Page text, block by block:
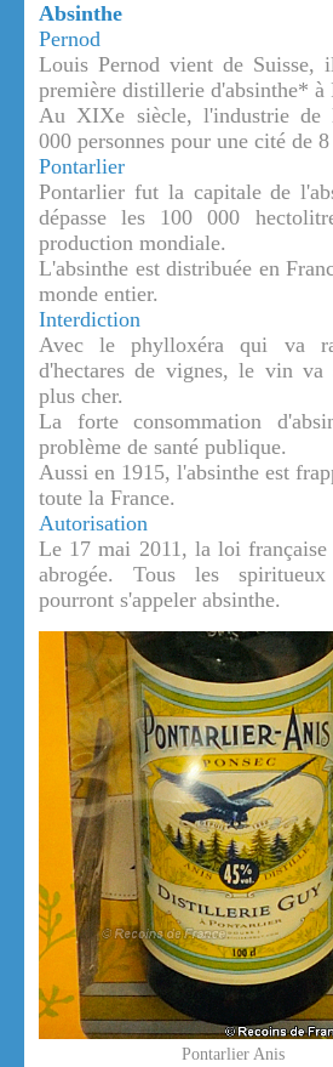
Absinthe
Pernod
Louis Pernod vient de Suisse,
première distillerie d'absinthe* à
Au XIXe siècle, l'industrie de
000 personnes pour une cité de
Pontarlier
Pontarlier fut la capitale de
dépasse les 100 000
production mondiale.
L'absinthe est distribuée en
monde entier.
Interdiction
Avec le phylloxéra qui va
d'hectares de vignes, le vin
plus cher.
La forte consommation
problème de santé publique.
Aussi en 1915, l'absinthe est
toute la France.
Autorisation
Le 17 mai 2011, la loi française
abrogée. Tous les
pourront s'appeler absinthe.
Pontarlier Anis